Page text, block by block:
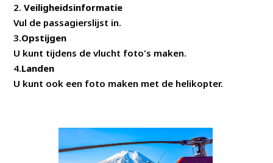
2.Veiligheidsinformatie
Vul de passagierslijst in.
3.Opstijgen
U kunt tijdens de vlucht foto's maken.
4.Landen
U kunt ook een foto maken met de helikopter.